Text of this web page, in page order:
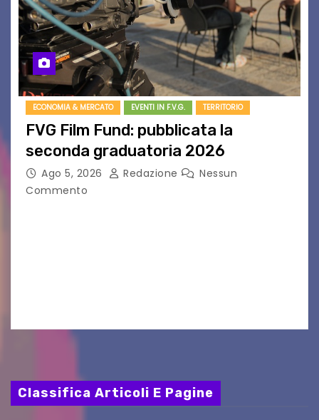
ECONOMIA & MERCATO EVENTI IN F.V.G. TERRITORIO
FVG Film Fund: pubblicata la
seconda graduatoria 2026
Ago 5, 2026 Redazione
Nessun
Commento
Classifica Articoli E Pagine